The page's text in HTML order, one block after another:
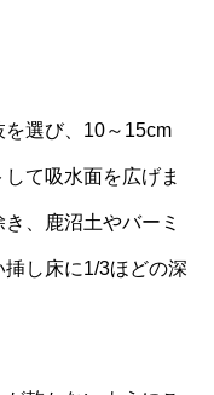
選び、10～15cm
て吸水面を広げま
、鹿沼土やバーミ
し床に1/3ほどの深